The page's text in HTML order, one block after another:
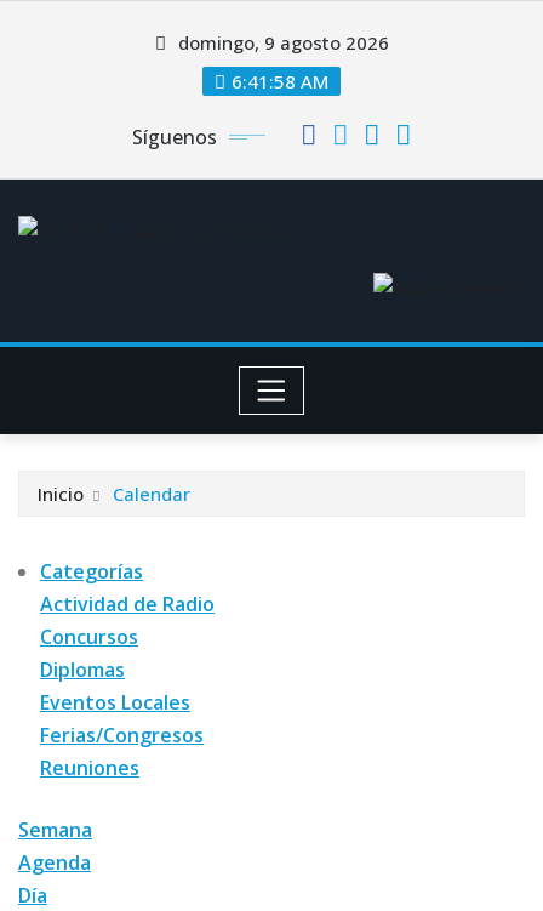
domingo, 9 agosto 2026
6:41:58 AM
Síguenos
Inicio Calendar
Categorías
Actividad de Radio
Concursos
Diplomas
Eventos Locales
Ferias/Congresos
Reuniones
Semana
Agenda
Día